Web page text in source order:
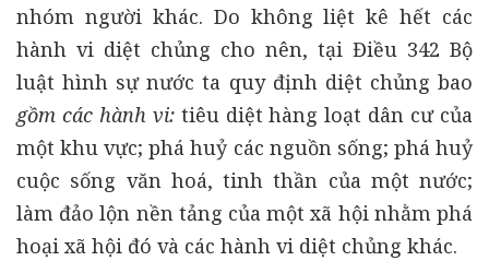
nhóm người khác. Do không liệt kê hết các
hành vi diệt chủng cho nên, tại Điều 342 Bộ
luật hình sự nước ta quy định diệt chủng bao
gồm các hành vi:tiêu diệt hàng loạt dân cư của
một khu vực; phá huỷ các nguồn sống; phá huỷ
cuộc sống văn hoá, tinh thần của một nước;
làm đảo lộn nền tảng của một xã hội nhằm phá
hoại xã hội đó và các hành vi diệt chủng khác.